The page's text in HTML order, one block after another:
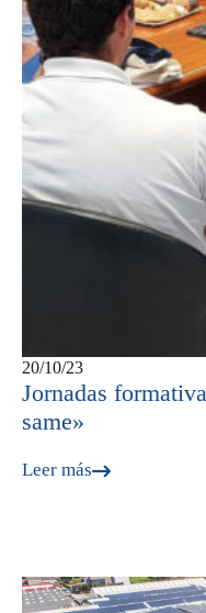
20/10/23
Jornadas
same»
Leer más